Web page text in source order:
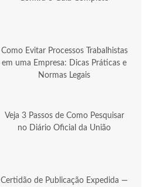
Como Evitar Processos Trabalhistas
em uma Empresa: Dicas Práticas e
Normas Legais
Veja 3 Passos de Como Pesquisar
no Diário Oficial da União
Certidão de Publicação Expedida —